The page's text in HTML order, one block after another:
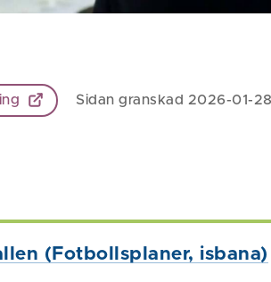
Sidan granskad 2026-01-28
(Fotbollsplaner, isbana)